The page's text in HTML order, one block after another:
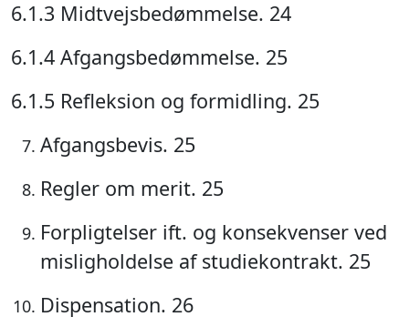
6.1.3 Midtvejsbedømmelse. 24
6.1.4 Afgangsbedømmelse. 25
6.1.5 Refleksion og formidling. 25
Afgangsbevis. 25
Regler om merit. 25
Forpligtelser ift. og konsekvenser ved
misligholdelse af studiekontrakt. 25
Dispensation. 26